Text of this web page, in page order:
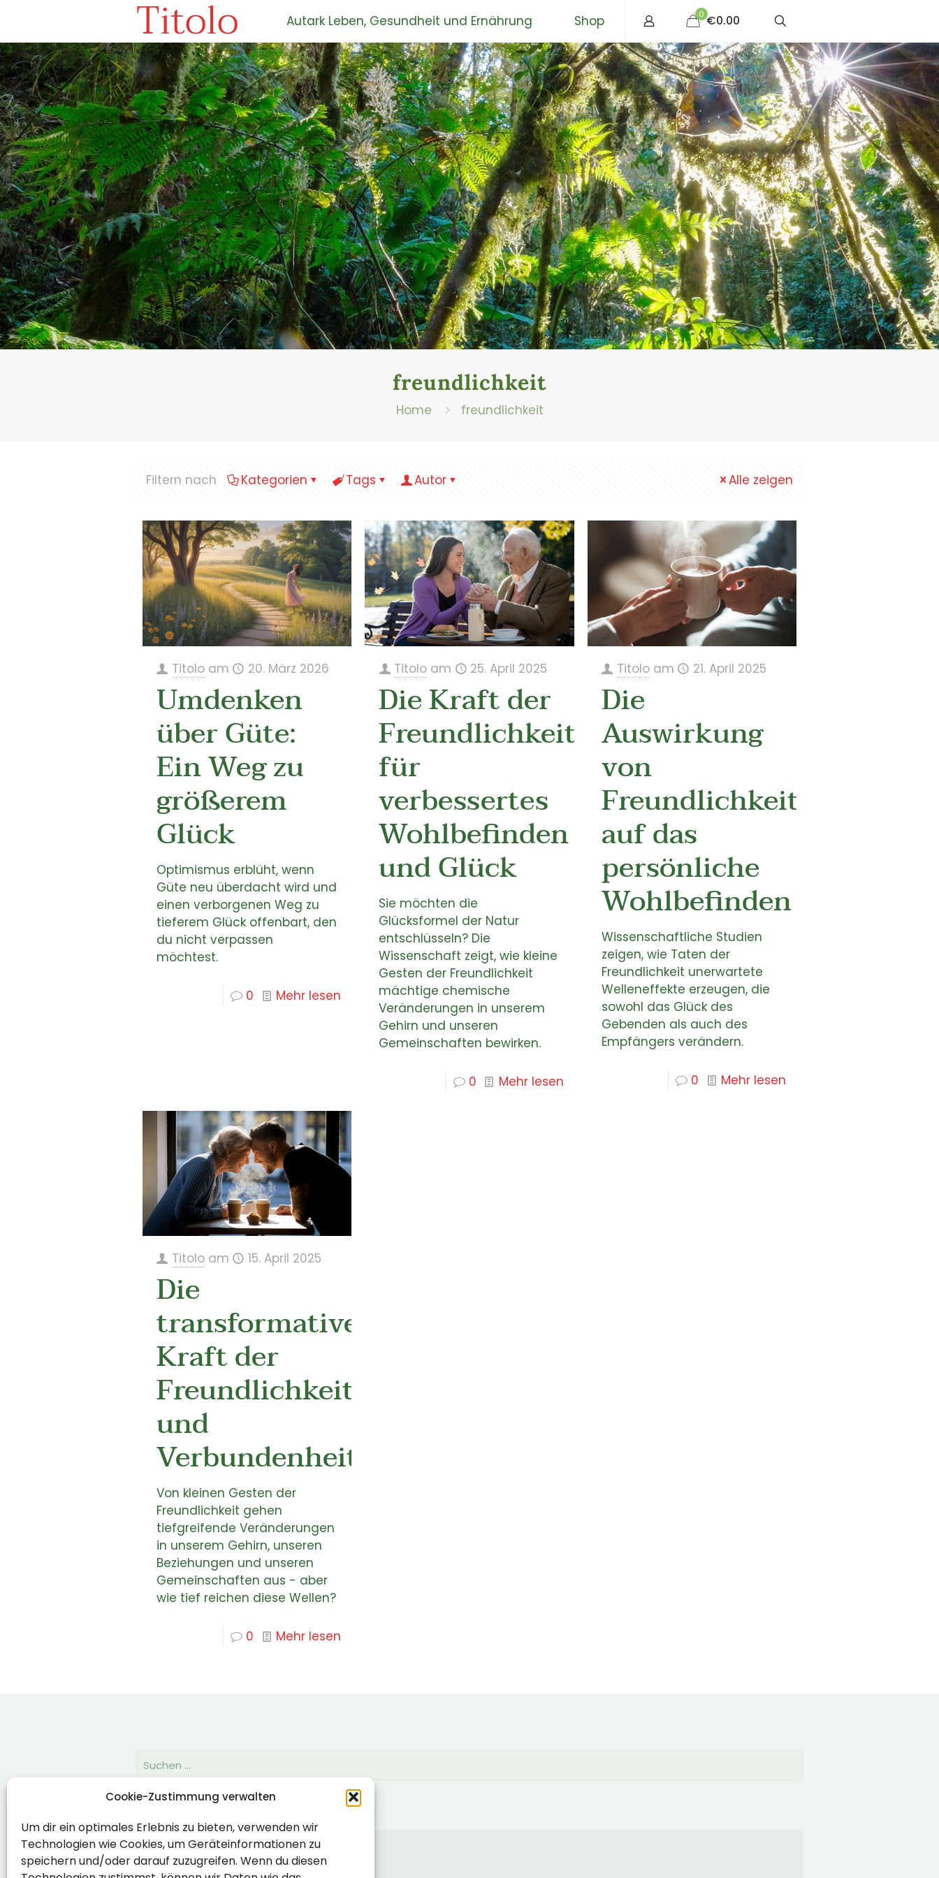
Cookie-Zustimmung verwalten
Um dir ein optimales Erlebnis zu bieten, verwenden wir
Technologien wie Cookies, um Geräteinformationen zu
speichern und/oder darauf zuzugreifen. Wenn du diesen
Titolo Autark Leben, Gesundheit und Ernährung Shop 0 €0.00
freundlichkeit
Home freundlichkeit
Filtern nach Kategorien Tags Autor Alle zeigen
Titolo am 20. März 2026
Umdenken
über Güte:
Ein Weg zu
größerem
Glück
Optimismus erblüht, wenn
Güte neu überdacht wird und
einen verborgenen Weg zu
tieferem Glück offenbart, den
du nicht verpassen
möchtest.
0 Mehr lesen
Titolo am 25. April 2025
Die Kraft der
Freundlichkeit
für
verbessertes
Wohlbefinden
und Glück
Sie möchten die
Glücksformel der Natur
entschlüsseln? Die
Wissenschaft zeigt, wie kleine
Gesten der Freundlichkeit
mächtige chemische
Veränderungen in unserem
Gehirn und unseren
Gemeinschaften bewirken.
0 Mehr lesen
Titolo am 21. April 2025
Die
Auswirkung
von
Freundlichkeit
auf das
persönliche
Wohlbefinden
Wissenschaftliche Studien
zeigen, wie Taten der
Freundlichkeit unerwartete
Welleneffekte erzeugen, die
sowohl das Glück des
Gebenden als auch des
Empfängers verändern.
0 Mehr lesen
Titolo am 15. April 2025
Die
transformative
Kraft der
Freundlichkeit
und
Verbundenheit
Von kleinen Gesten der
Freundlichkeit gehen
tiefgreifende Veränderungen
in unserem Gehirn, unseren
Beziehungen und unseren
Gemeinschaften aus - aber
wie tief reichen diese Wellen?
0 Mehr lesen
Impressum